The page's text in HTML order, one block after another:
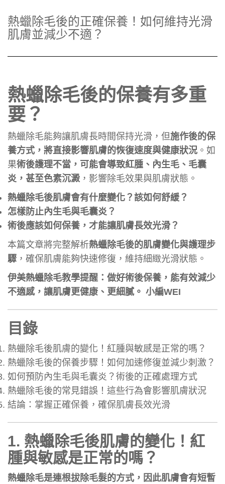
熱蠟除毛後的正確保養！如何維持光滑
肌膚並減少不適？
熱蠟除毛後的保養有多重
要？
熱蠟除毛能夠讓肌膚長時間保持光滑，但施作後的保
養方式，將直接影響肌膚的恢復速度與健康狀況 。如
果術後護理不當，可能會導致紅腫、內生毛、毛囊
炎，甚至色素沉澱，影響除毛效果與肌膚狀態。
熱蠟除毛後肌膚會有什麼變化？該如何舒緩？
怎樣防止內生毛與毛囊炎？
術後應該如何保養，才能讓肌膚長效光滑？
本篇文章將完整解析熱蠟除毛後的肌膚變化與護理步
驟 ，確保肌膚能夠快速修復，維持細緻光滑狀態。
伊美熱蠟除毛教學提醒：做好術後保養，能有效減少
不適感，讓肌膚更健康、更細膩。 小編WEI
目錄
熱蠟除毛後肌膚的變化！紅腫與敏感是正常的嗎？
熱蠟除毛後的保養步驟！如何加速修復並減少刺激？
如何預防內生毛與毛囊炎？術後的正確處理方式
熱蠟除毛後的常見錯誤！這些行為會影響肌膚狀況
結論：掌握正確保養，確保肌膚長效光滑
1. 熱蠟除毛後肌膚的變化！紅
腫與敏感是正常的嗎？
熱蠟除毛是連根拔除毛髮的方式，因此肌膚會有短暫